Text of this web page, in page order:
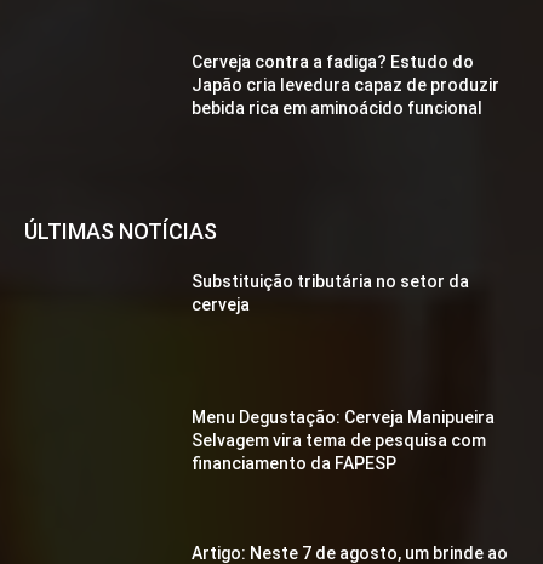
Cerveja contra a fadiga? Estudo do
Japão cria levedura capaz de produzir
bebida rica em aminoácido funcional
ÚLTIMAS NOTÍCIAS
Substituição tributária no setor da
cerveja
Menu Degustação: Cerveja Manipueira
Selvagem vira tema de pesquisa com
financiamento da FAPESP
Artigo: Neste 7 de agosto, um brinde ao